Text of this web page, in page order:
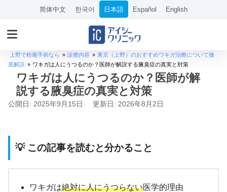
简体中文 한국어 日本語 Español English
上野で粉瘤手術なら » 診療内容 » 東京（上野）のおすすめワキガ治療について徹
底解説 » ワキガは人にうつるのか？医師が解説する腋臭症の真実と対策
ワキガは人にうつるのか？医師が解
説する腋臭症の真実と対策
公開日: 2025年9月15日 更新日: 2026年8月2日
💡 この記事を読むと分かること
ワキガは絶対に人にうつらない医学的理由